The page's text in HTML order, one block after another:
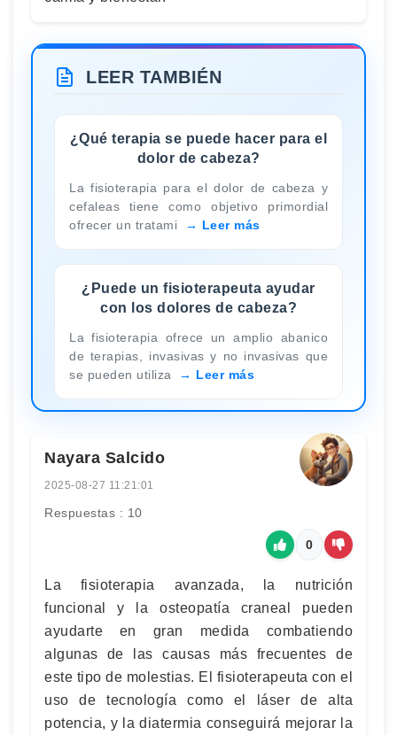
LEER TAMBIÉN
¿Qué terapia se puede hacer para el
dolor de cabeza?
La fisioterapia para el dolor de cabeza y
cefaleas tiene como objetivo primordial
ofrecer un tratami
Leer más
¿Puede un fisioterapeuta ayudar
con los dolores de cabeza?
La fisioterapia ofrece un amplio abanico
de terapias, invasivas y no invasivas que
se pueden utiliza
Leer más
Nayara Salcido
2025-08-27 11:21:01
Respuestas : 10
0
La fisioterapia avanzada, la nutrición
funcional y la osteopatía craneal pueden
ayudarte en gran medida combatiendo
algunas de las causas más frecuentes de
este tipo de molestias. El fisioterapeuta con el
uso de tecnología como el láser de alta
potencia, y la diatermia conseguirá mejorar la